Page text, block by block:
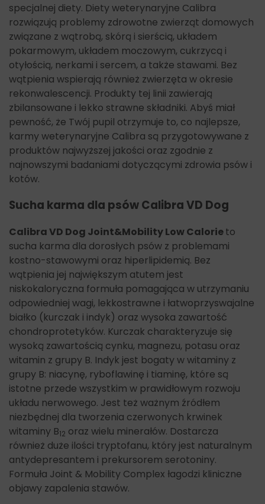
specjalnej diety. Diety weterynaryjne Calibra
rozwiązują problemy zdrowotne zwierząt domowych
związane z wątrobą, skórą i sierścią, układem
pokarmowym, układem moczowym, cukrzycą i
otyłością, nerkami i sercem, a także stawami. Bez
wątpienia wspierają również zwierzęta w okresie
rekonwalescencji. Produkty tej linii zawierają
zbilansowane i lekko strawne składniki. Abyś miał
pewność, że Twój pupil otrzymuje to, co najlepsze,
karmy weterynaryjne Calibra są przygotowywane z
produktów najwyższej jakości oraz zgodnie z
najnowszymi badaniami dotyczącymi zdrowia psów i
kotów.
Sucha karma dla psów Calibra VD Dog
Calibra VD Dog Joint&Mobility Low Calorieto
sucha karma dla dorosłych psów z problemami
kostno-stawowymi oraz hiperlipidemią. Bez
wątpienia jej największym atutem jest
niskokaloryczna formuła pomagająca w utrzymaniu
odpowiedniej wagi, lekkostrawne i łatwoprzyswajalne
białko (kurczak i indyk) oraz wysoka zawartość
chondroprotetyków. Kurczak charakteryzuje się
wysoką zawartością cynku, magnezu, potasu oraz
witamin z grupy B. Indyk jest bogaty w witaminy z
grupy B: niacynę, ryboflawinę i tiaminę, które są
istotne przede wszystkim w prawidłowym rozwoju
układu nerwowego. Jest też ważnym źródłem
niezbędnej dla tworzenia czerwonych krwinek
witaminy B12 oraz wielu minerałów. Dostarcza
również duże ilości tryptofanu, który jest naturalnym
antydepresantem i prekursorem serotoniny.
Formuła Joint & Mobility Complex łagodzi kliniczne
objawy zapalenia stawów.